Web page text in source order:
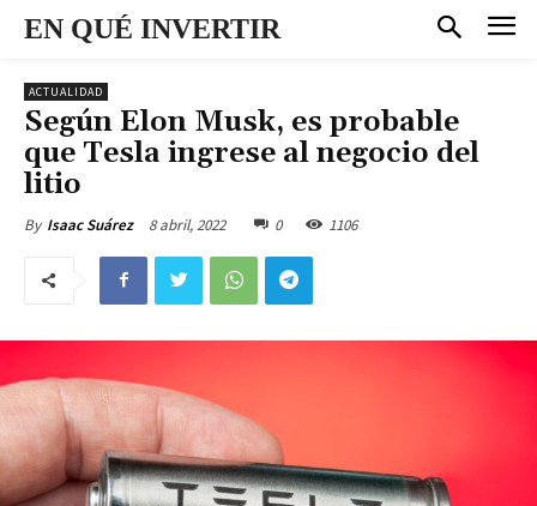
EN QUÉ INVERTIR
ACTUALIDAD
Según Elon Musk, es probable
que Tesla ingrese al negocio del
litio
By Isaac Suárez 8 abril, 2022 0 1106